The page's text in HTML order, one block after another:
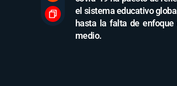
el sistema educativo
hasta la falta de
medio.